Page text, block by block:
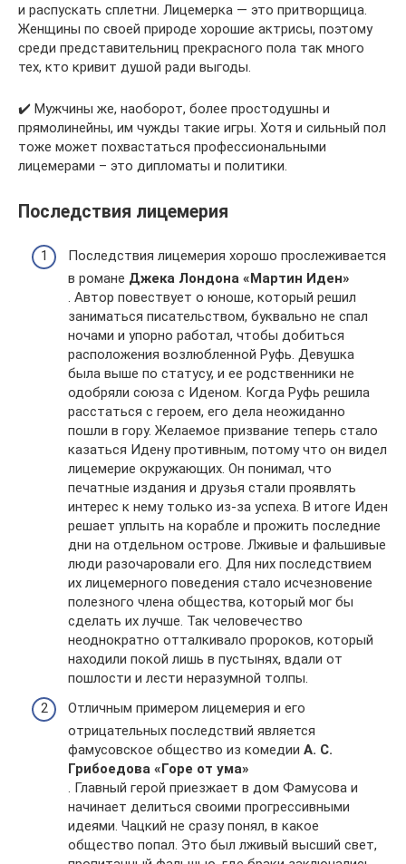
и распускать сплетни. Лицемерка — это притворщица.
Женщины по своей природе хорошие актрисы, поэтому
среди представительниц прекрасного пола так много
тех, кто кривит душой ради выгоды.
✔️ Мужчины же, наоборот, более простодушны и
прямолинейны, им чужды такие игры. Хотя и сильный пол
тоже может похвастаться профессиональными
лицемерами – это дипломаты и политики.
Последствия лицемерия
Последствия лицемерия хорошо прослеживается
в романе Джека Лондона «Мартин Иден»
. Автор повествует о юноше, который решил
заниматься писательством, буквально не спал
ночами и упорно работал, чтобы добиться
расположения возлюбленной Руфь. Девушка
была выше по статусу, и ее родственники не
одобряли союза с Иденом. Когда Руфь решила
расстаться с героем, его дела неожиданно
пошли в гору. Желаемое призвание теперь стало
казаться Идену противным, потому что он видел
лицемерие окружающих. Он понимал, что
печатные издания и друзья стали проявлять
интерес к нему только из-за успеха. В итоге Иден
решает уплыть на корабле и прожить последние
дни на отдельном острове. Лживые и фальшивые
люди разочаровали его. Для них последствием
их лицемерного поведения стало исчезновение
полезного члена общества, который мог бы
сделать их лучше. Так человечество
неоднократно отталкивало пророков, который
находили покой лишь в пустынях, вдали от
пошлости и лести неразумной толпы.
Отличным примером лицемерия и его
отрицательных последствий является
фамусовское общество из комедии А. С.
Грибоедова «Горе от ума»
. Главный герой приезжает в дом Фамусова и
начинает делиться своими прогрессивными
идеями. Чацкий не сразу понял, в какое
общество попал. Это был лживый высший свет,